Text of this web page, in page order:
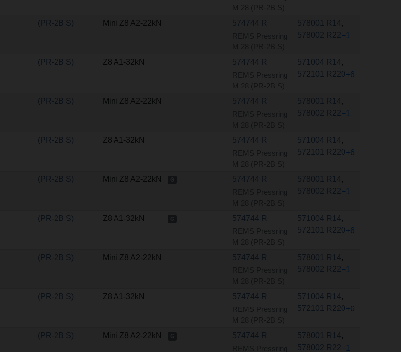
(PR-2B S) Mini Z8 A2-22kN 574744 R 578001 R14,
578002 R22+1
(PR-2B S) Z8 A1-32kN 574744 R 571004 R14,
572101 R220+6
(PR-2B S) Mini Z8 A2-22kN 574744 R 578001 R14,
578002 R22+1
(PR-2B S) Z8 A1-32kN 574744 R 571004 R14,
572101 R220+6
(PR-2B S) Mini Z8 A2-22kN 574744 R 578001 R14,
578002 R22+1
(PR-2B S) Z8 A1-32kN 574744 R 571004 R14,
572101 R220+6
(PR-2B S) Mini Z8 A2-22kN 574744 R 578001 R14,
578002 R22+1
(PR-2B S) Z8 A1-32kN 574744 R 571004 R14,
572101 R220+6
(PR-2B S) Mini Z8 A2-22kN 574744 R 578001 R14,
578002 R22+1